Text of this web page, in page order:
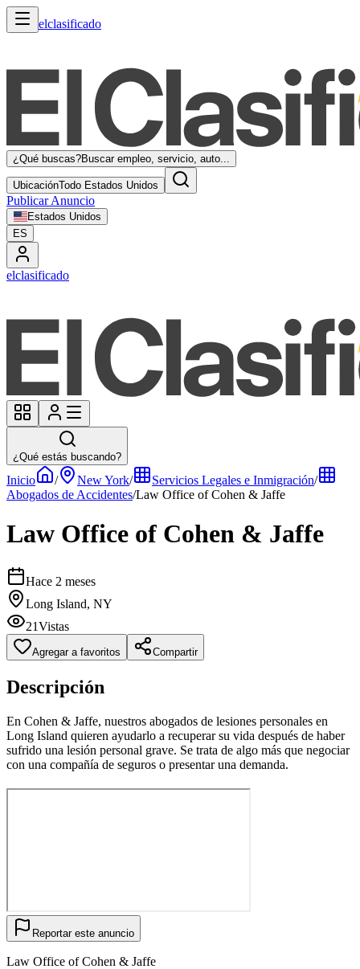
elclasificado
¿Qué buscas?Buscar empleo, servicio, auto...
UbicaciónTodo Estados Unidos
Publicar Anuncio
Estados Unidos
ES
elclasificado
¿Qué estás buscando?
Inicio / New York/ Servicios Legales e Inmigración/
Abogados de Accidentes/Law Office of Cohen & Jaffe
Law Office of Cohen & Jaffe
Hace 2 meses
Long Island, NY
21Vistas
Agregar a favoritos Compartir
Descripción
En Cohen & Jaffe, nuestros abogados de lesiones personales en
Long Island quieren ayudarlo a recuperar su vida después de haber
sufrido una lesión personal grave. Se trata de algo más que negociar
con una compañía de seguros o presentar una demanda.
Reportar este anuncio
Law Office of Cohen & Jaffe